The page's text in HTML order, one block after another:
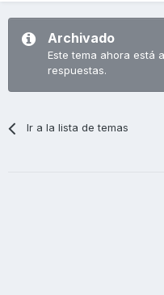
Archivado
Este tema ahora está
respuestas.
Ir a la lista de temas